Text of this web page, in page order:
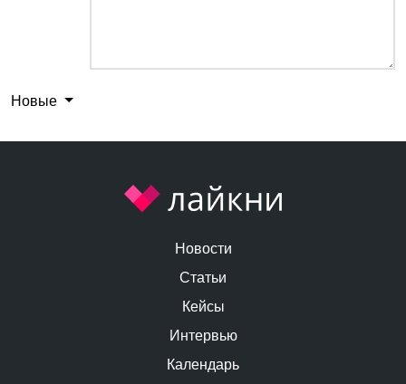
Новые
Новости
Статьи
Кейсы
Интервью
Календарь